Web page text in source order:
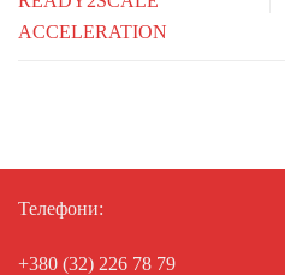
ACCELERATION
Телефони:
+380 (32) 226 78 79